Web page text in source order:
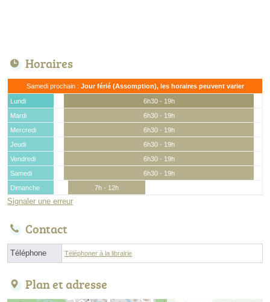
Horaires
Samedi prochain : Jour férié (Assomption), les horaires peuvent varier
Lundi
6h30 - 19h
Mardi
6h30 - 19h
Mercredi
6h30 - 19h
Jeudi
6h30 - 19h
Vendredi
6h30 - 19h
Samedi
6h30 - 19h
Dimanche
7h - 12h
Signaler une erreur
Contact
Téléphone Téléphoner à la librairie
Plan et adresse